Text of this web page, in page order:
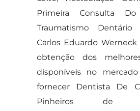
Primeira Consulta
Traumatismo
Carlos Eduardo
obtenção dos
disponíveis no
fornecer Dentista De
Pinheiros de